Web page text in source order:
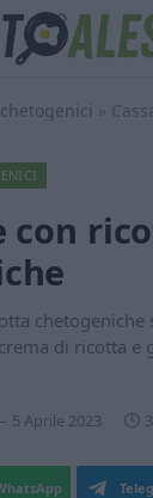
»
con
chetogeniche
di ricotta e
5 Aprile 2023